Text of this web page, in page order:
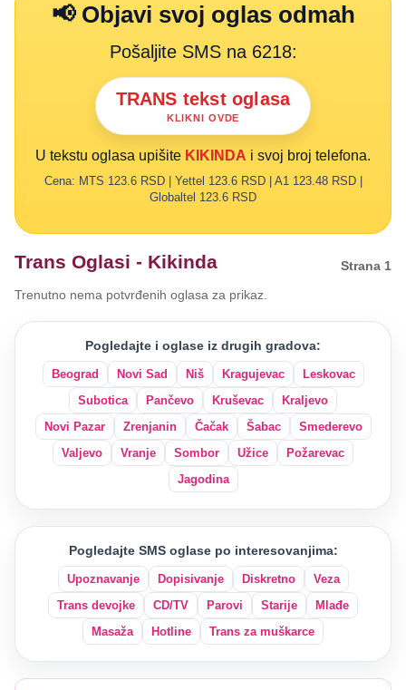
📢 Objavi svoj oglas odmah
Pošaljite SMS na 6218:
TRANS tekst oglasa
KLIKNI OVDE
U tekstu oglasa upišite KIKINDA i svoj broj telefona.
Cena: MTS 123.6 RSD | Yettel 123.6 RSD | A1 123.48 RSD |
Globaltel 123.6 RSD
Trans Oglasi - Kikinda
Strana 1
Trenutno nema potvrđenih oglasa za prikaz.
Pogledajte i oglase iz drugih gradova:
Beograd Novi Sad Niš Kragujevac
Leskovac
Subotica
Pančevo Kruševac
Kraljevo
Novi Pazar
Zrenjanin Čačak Šabac
Smederevo
Valjevo
Vranje Sombor Užice
Požarevac
Jagodina
Pogledajte SMS oglase po interesovanjima:
Upoznavanje Dopisivanje Diskretno
Veza
Trans devojke
CD/TV Parovi Starije
Mlađe
Masaža
Hotline Trans za muškarce